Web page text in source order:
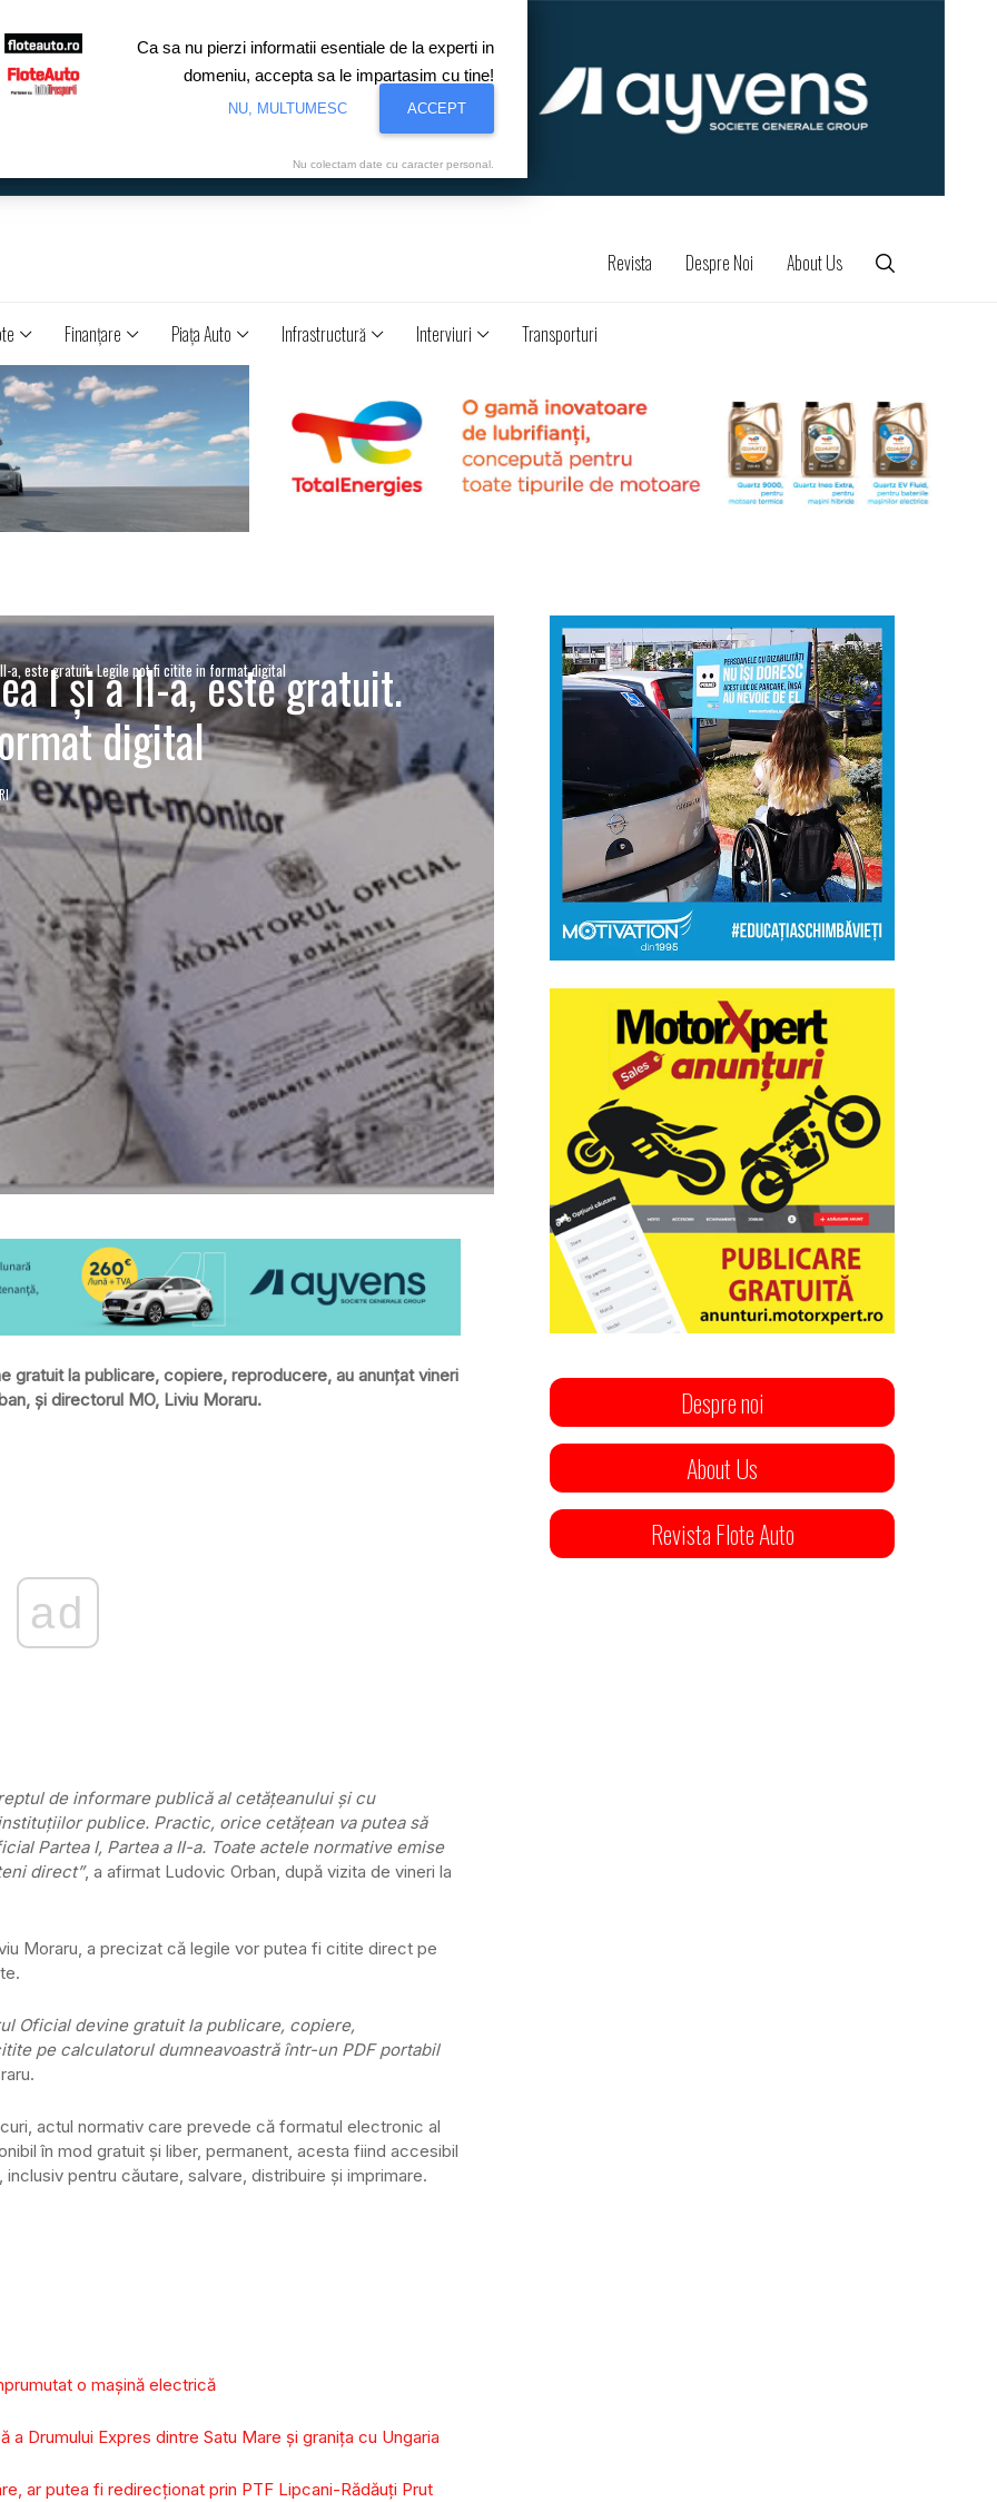
Revista Despre Noi About Us
Finanţare Piaţa Auto Infrastructură Interviuri Transporturi
a, este gratuit. Legile pot fi citite in format digital
I şi a II-a, este gratuit.
digital
gratuit la publicare, copiere, reproducere, au anunţat vineri
şi directorul MO, Liviu Moraru.
ad
de informare publică al cetăţeanului şi cu
publice. Practic, orice cetăţean va putea să
Partea I, Partea a II-a. Toate actele normative emise
direct”, a afirmat Ludovic Orban, după vizita de vineri la
Moraru, a precizat că legile vor putea fi citite direct pe
Oficial devine gratuit la publicare, copiere,
pe calculatorul dumneavoastră într-un PDF portabil
actul normativ care prevede că formatul electronic al
în mod gratuit şi liber, permanent, acesta fiind accesibil
pentru căutare, salvare, distribuire şi imprimare.
o mașină electrică
Drumului Expres dintre Satu Mare și granița cu Ungaria
ar putea fi redirecționat prin PTF Lipcani-Rădăuți Prut
Despre noi
About Us
Revista Flote Auto
Ca sa nu pierzi informatii esentiale de la experti in
domeniu, accepta sa le impartasim cu tine!
NU, MULTUMESC ACCEPT
Nu colectam date cu caracter personal.